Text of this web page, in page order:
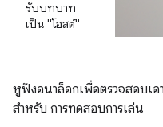
รับบทบาท
เป็น "โฮสต์"
หูฟังอนาล็อกเพื่อตรวจสอบเอ
สำหรับ การทดสอบการเล่น